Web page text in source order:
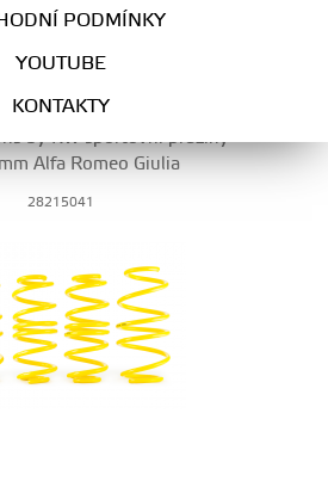
PODMÍNKY
YOUTUBE
KONTAKTY
by KW sportovní pružiny
Alfa Romeo Giulia
28215041